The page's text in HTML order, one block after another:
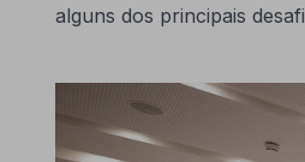
alguns dos principais